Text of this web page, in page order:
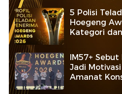
5 Polisi
Hoegeng
Kategori
IM57+
Jadi
Amanat